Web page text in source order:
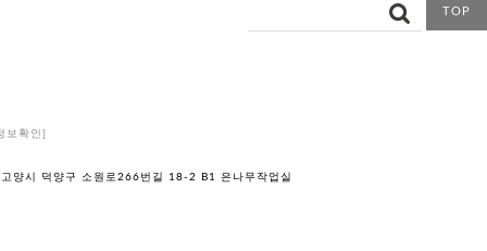
TOP
보확인]
양시 덕양구 소원로266번길 18-2 B1 은나무작업실